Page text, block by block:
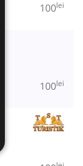
100lei
100lei